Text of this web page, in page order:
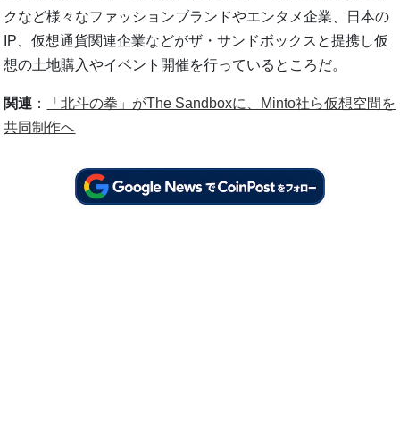
クなど様々なファッションブランドやエンタメ企業、日本の
IP、仮想通貨関連企業などがザ・サンドボックスと提携し仮
想の土地購入やイベント開催を行っているところだ。
関連 ：
「北斗の拳」がThe Sandboxに、Minto社ら仮想空間を
共同制作へ